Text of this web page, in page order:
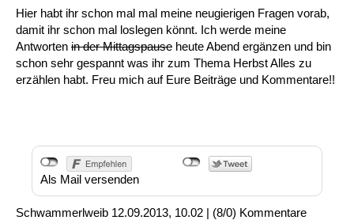
Hier habt ihr schon mal mal meine neugierigen Fragen vorab,
damit ihr schon mal loslegen könnt. Ich werde meine
Antworten in der Mittagspause heute Abend ergänzen und bin
schon sehr gespannt was ihr zum Thema Herbst Alles zu
erzählen habt. Freu mich auf Eure Beiträge und Kommentare!!
Als Mail versenden
Schwammerlweib 12.09.2013, 10.02 | (8/0) Kommentare